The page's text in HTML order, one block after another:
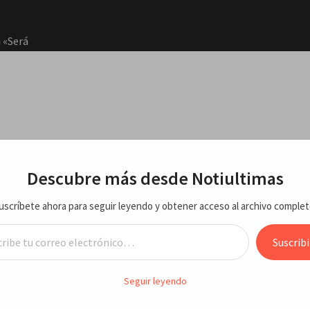
entre EEUU e Irán
ataques cruzados entre
Descubre más desde Notiultimas
ahora para seguir leyendo y obtener acceso al archivo
electrónico…
Seguir leyendo